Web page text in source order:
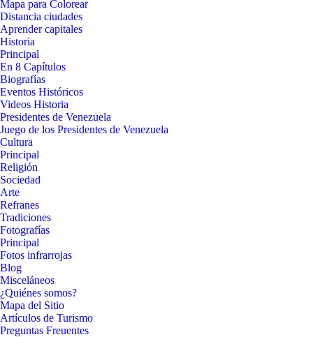
Mapa para Colorear
Distancia ciudades
Aprender capitales
Historia
Principal
En 8 Capítulos
Biografías
Eventos Históricos
Videos Historia
Presidentes de Venezuela
Juego de los Presidentes de Venezuela
Cultura
Principal
Religión
Sociedad
Arte
Refranes
Tradiciones
Fotografías
Principal
Fotos infrarrojas
Blog
Misceláneos
¿Quiénes somos?
Mapa del Sitio
Artículos de Turismo
Preguntas Freuentes